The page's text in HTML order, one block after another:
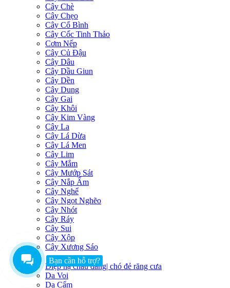
Cây Chè
Cây Chẹo
Cây Cổ Bình
Cây Cốc Tinh Thảo
Cơm Nếp
Cây Củ Đậu
Cây Dâu
Cây Dầu Giun
Cây Dền
Cây Dung
Cây Gai
Cây Khôi
Cây Kim Vàng
Cây La
Cây Lá Dừa
Cây Lá Men
Cây Lim
Cây Mắm
Cây Mướp Sát
Cây Nắp Ấm
Cây Nghể
Cây Ngọt Nghẽo
Cây Nhót
Cây Ráy
Cây Sui
Cây Xộp
Cây Xương Sáo
D
Diệp hạ châu đắng| chó đẻ răng cưa
Da Voi
Da Cẩm
Bạn cần hỗ trợ?